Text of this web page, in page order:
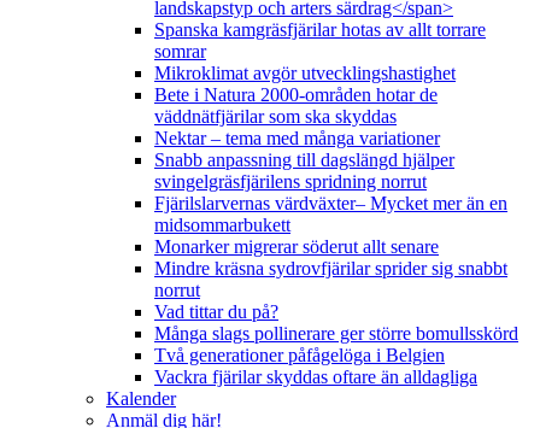
landskapstyp och arters särdrag</span>
Spanska kamgräsfjärilar hotas av allt torrare
somrar
Mikroklimat avgör utvecklingshastighet
Bete i Natura 2000-områden hotar de
väddnätfjärilar som ska skyddas
Nektar – tema med många variationer
Snabb anpassning till dagslängd hjälper
svingelgräsfjärilens spridning norrut
Fjärilslarvernas värdväxter– Mycket mer än en
midsommarbukett
Monarker migrerar söderut allt senare
Mindre kräsna sydrovfjärilar sprider sig snabbt
norrut
Vad tittar du på?
Många slags pollinerare ger större bomullsskörd
Två generationer påfågelöga i Belgien
Vackra fjärilar skyddas oftare än alldagliga
Kalender
Anmäl dig här!